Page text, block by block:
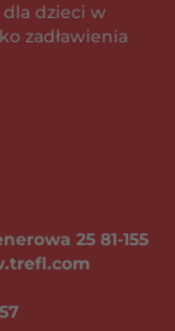
dla dzieci w
zadławienia
25 81-155